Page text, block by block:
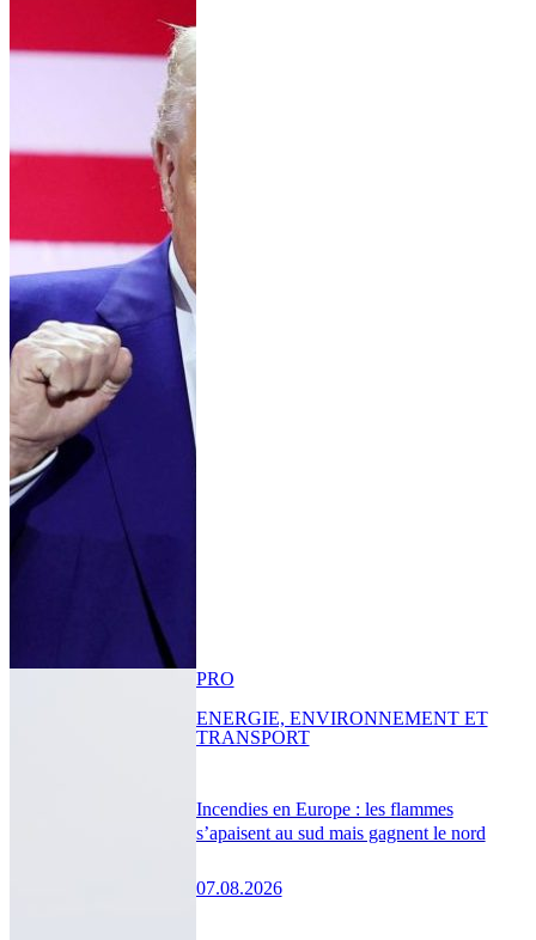
Incendies en Europe : les flammes
s’apaisent au sud mais gagnent le nord
07.08.2026
PRO
ENERGIE, ENVIRONNEMENT ET
TRANSPORT